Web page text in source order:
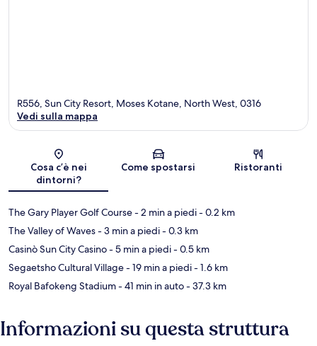
Mappa
R556, Sun City Resort, Moses Kotane, North West, 0316
Vedi sulla mappa
Cosa c’è nei
dintorni?
Come spostarsi Ristoranti
The Gary Player Golf Course- 2 min a piedi- 0.2 km
The Valley of Waves- 3 min a piedi- 0.3 km
Casinò Sun City Casino- 5 min a piedi- 0.5 km
Segaetsho Cultural Village- 19 min a piedi- 1.6 km
Royal Bafokeng Stadium- 41 min in auto- 37.3 km
Informazioni su questa struttura